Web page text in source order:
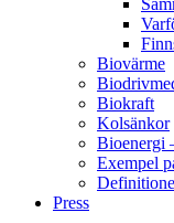
Biovärme
Biokraft
Kolsänkor
Bioenergi
Exempel
Press